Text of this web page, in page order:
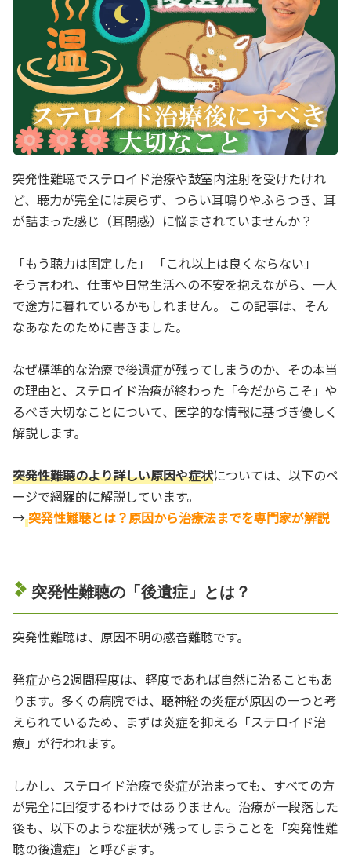
突発性難聴でステロイド治療や鼓室内注射を受けたけれ
ど、聴力が完全には戻らず、つらい耳鳴りやふらつき、耳
が詰まった感じ（耳閉感）に悩まされていませんか？
「もう聴力は固定した」 「これ以上は良くならない」
そう言われ、仕事や日常生活への不安を抱えながら、一人
で途方に暮れているかもしれません。 この記事は、そん
なあなたのために書きました。
なぜ標準的な治療で後遺症が残ってしまうのか、その本当
の理由と、ステロイド治療が終わった「今だからこそ」や
るべき大切なことについて、医学的な情報に基づき優しく
解説します。
突発性難聴のより詳しい原因や症状については、以下のペ
ージで網羅的に解説しています。
→突発性難聴とは？原因から治療法までを専門家が解説
突発性難聴の「後遺症」とは？
突発性難聴は、原因不明の感音難聴です。
発症から2週間程度は、軽度であれば自然に治ることもあ
ります。多くの病院では、聴神経の炎症が原因の一つと考
えられているため、まずは炎症を抑える「ステロイド治
療」が行われます。
しかし、ステロイド治療で炎症が治まっても、すべての方
が完全に回復するわけではありません。治療が一段落した
後も、以下のような症状が残ってしまうことを「突発性難
聴の後遺症」と呼びます。